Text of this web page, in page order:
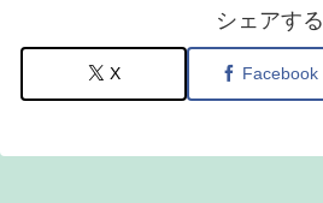
シェアする
X Facebook